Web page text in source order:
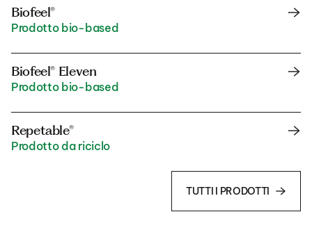
Biofeel®
Prodotto bio-based
Biofeel® Eleven
Prodotto bio-based
Repetable®
Prodotto da riciclo
TUTTI I PRODOTTI